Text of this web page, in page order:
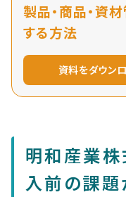
製品・商品・資
する方法
資料をダウンロ
明和産業
入前の課題